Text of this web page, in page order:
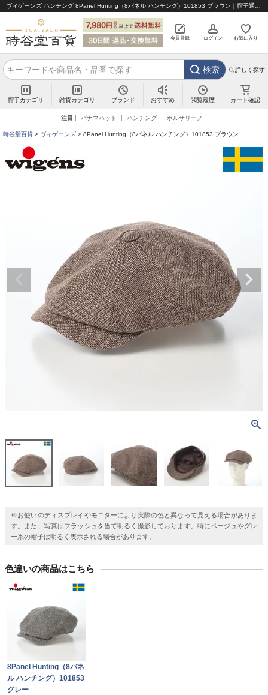
会員登録 ログイン お気に入り
検索 詳しく探す
帽子カテゴリ 雑貨カテゴリ ブランド おすすめ 閲覧履歴 カート確認
注目 パナマハット ハンチング ボルサリーノ
時谷堂百貨 ヴィゲーンズ 8Panel Hunting（8パネル ハンチング）101853 ブラウン
※お使いのディスプレイやモニターにより実際の色と異なって見える場合がありま
す。また、写真はフラッシュを当て明るく撮影しております。特にベージュやグレ
ー系の帽子は明るく表示される場合があります。
色違いの商品はこちら
8Panel Hunting（8パネ
ル ハンチング）101853
グレー